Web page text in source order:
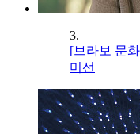
3.
[브라보 문
미선